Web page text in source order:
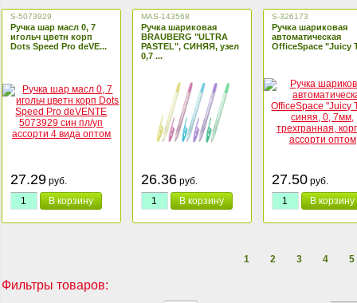
S-5073929
Ручка шар масл 0, 7
игольч цветн корп
Dots Speed Pro deVE...
27.29 руб.
В корзину
MAS-143568
Ручка шариковая
BRAUBERG "ULTRA
PASTEL", СИНЯЯ, узел
0,7 ...
26.36 руб.
В корзину
S-326173
Ручка шариковая
автоматическая
OfficeSpace "Juicy
27.50 руб.
В корзину
1 2 3 4 5
Фильтры товаров: